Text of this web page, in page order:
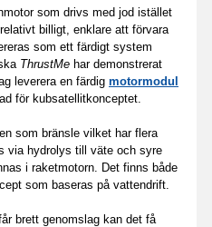
som drivs med jod istället
billigt, enklare att förvara
som ett färdigt system
ThrustMe har demonstrerat
leverera en färdig motormodul
för kubsatellitkonceptet.
som bränsle vilket har flera
via hydrolys till väte och syre
i raketmotorn. Det finns både
som baseras på vattendrift.
brett genomslag kan det få